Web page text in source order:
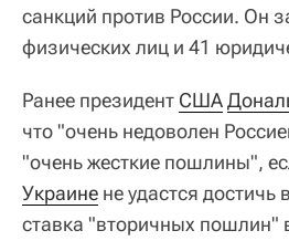
санкций против России. Он
физических лиц и 41
Ранее президент США
что "очень недоволен
"очень жесткие пошлины",
Украине не удастся достичь
ставка "вторичных пошлин"